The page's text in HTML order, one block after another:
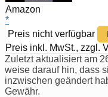
Amazon
*
Preis nicht verfügbar
Preis inkl. MwSt., zzgl.
Zuletzt aktualisiert am
weise darauf hin, dass
inzwischen geändert
Gewähr.